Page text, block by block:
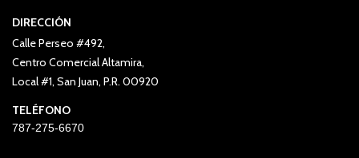
DIRECCIÓN
Calle Perseo #492,
Centro Comercial Altamira,
Local #1, San Juan, P.R. 00920
TELÉFONO
787-275-6670